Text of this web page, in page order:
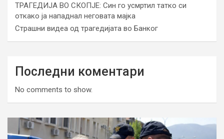
ТРАГЕДИЈА ВО СКОПЈЕ: Син го усмртил татко си
откако ја нападнал неговата мајка
Страшни видеа од трагедијата во Банког
Последни коментари
No comments to show.